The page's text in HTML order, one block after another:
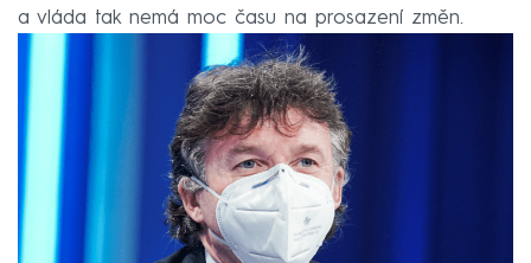
a vláda tak nemá moc času na prosazení změn.